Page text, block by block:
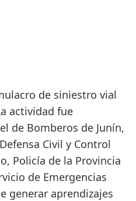
de siniestro vial
actividad fue
de Bomberos de Junín,
Civil y Control
Policía de la Provincia
de Emergencias
generar aprendizajes